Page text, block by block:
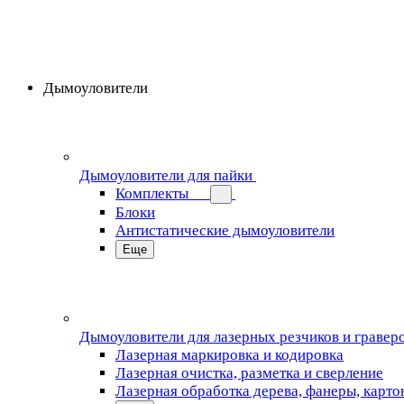
Дымоуловители
Дымоуловители для пайки
Комплекты
Блоки
Антистатические дымоуловители
Еще
Дымоуловители для лазерных резчиков и
Лазерная маркировка и кодировка
Лазерная очистка, разметка и сверление
Лазерная обработка дерева, фанеры,